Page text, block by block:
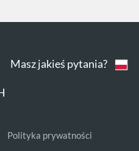
Masz jakieś pytania?
Polityka prywatności